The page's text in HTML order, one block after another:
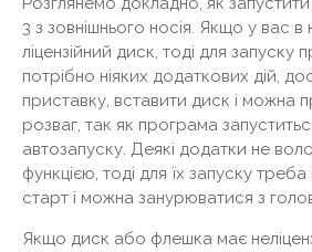
3 з зовнішнього носія. Якщо у вас в
ліцензійний диск, тоді для запуску
потрібно ніяких додаткових дій,
приставку, вставити диск і можна
розваг, так як програма
автозапуску. Деякі додатки не
функцією, тоді для їх запуску
старт і можна занурюватися з
Якщо диск або флешка має